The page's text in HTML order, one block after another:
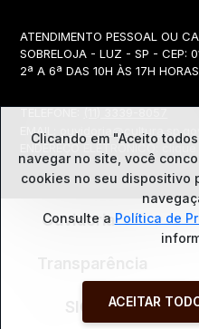
ATENDIMENTO PESSOAL OU
SOBRELOJA - LUZ - SP - CEP:
2ª A 6ª DAS 10H ÀS 17H HORAS
EMAIL:
ENDEREÇO ELETRÔNICO:
Ouvidoria
Clicando em "Aceito
navegar no site, você
cookies no seu dispositivo
Consulte a Política de
ACEITAR